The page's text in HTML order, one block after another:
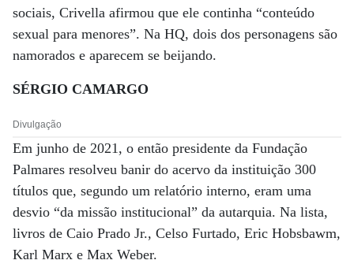
sociais, Crivella afirmou que ele continha “conteúdo
sexual para menores”. Na HQ, dois dos personagens são
namorados e aparecem se beijando.
SÉRGIO CAMARGO
Divulgação
Em junho de 2021, o então presidente da Fundação
Palmares resolveu banir do acervo da instituição 300
títulos que, segundo um relatório interno, eram uma
desvio “da missão institucional” da autarquia. Na lista,
livros de Caio Prado Jr., Celso Furtado, Eric Hobsbawm,
Karl Marx e Max Weber.